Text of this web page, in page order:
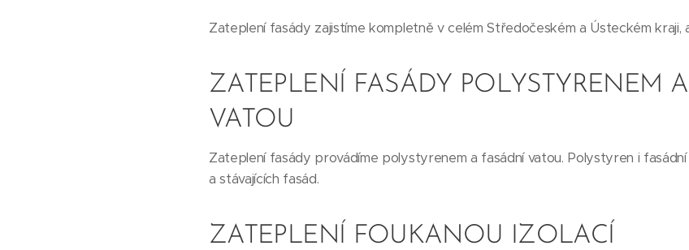
Zateplení fasády zajistíme kompletně v celém Středočeském a Ústeckém kraji,
ZATEPLENÍ FASÁDY POLYSTYRENEM
VATOU
Zateplení fasády provádíme polystyrenem a fasádní vatou. Polystyren i
a stávajících fasád.
ZATEPLENÍ FOUKANOU IZOLACÍ